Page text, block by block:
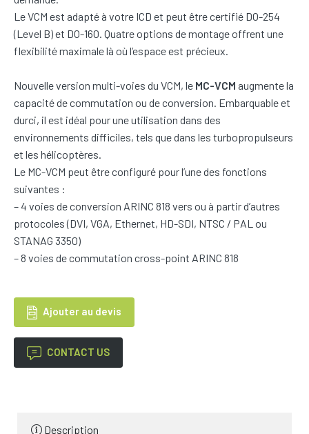
Le VCM est adapté à votre ICD et peut être certifié DO-254
(Level B) et DO-160. Quatre options de montage offrent une
flexibilité maximale là où l’espace est précieux.
Nouvelle version multi-voies du VCM, le MC-VCM augmente la
capacité de commutation ou de conversion. Embarquable et
durci, il est idéal pour une utilisation dans des
environnements difficiles, tels que dans les turbopropulseurs
et les hélicoptères.
Le MC-VCM peut être configuré pour l’une des fonctions
suivantes :
– 4 voies de conversion ARINC 818 vers ou à partir d’autres
protocoles (DVI, VGA, Ethernet, HD-SDI, NTSC / PAL ou
STANAG 3350)
– 8 voies de commutation cross-point ARINC 818
Ajouter au devis
CONTACT US
Description